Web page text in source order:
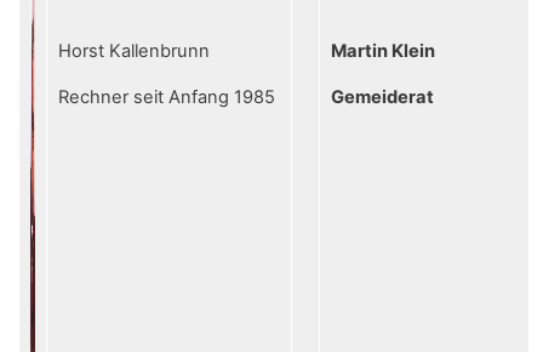
Horst Kallenbrunn
Rechner seit Anfang 1985
Martin Klein
Gemeiderat